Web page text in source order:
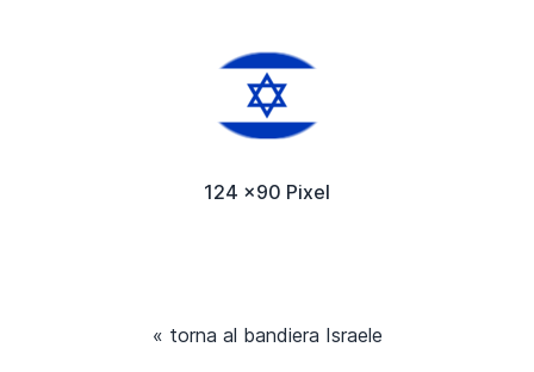
124 x90 Pixel
« torna al bandiera Israele